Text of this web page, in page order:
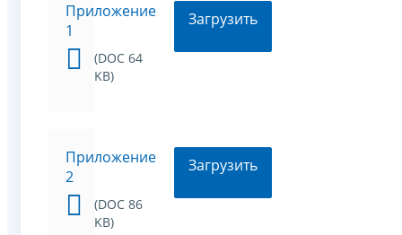
Приложение
1
(DOC 64
KB)
Загрузить
Приложение
2
(DOC 86
KB)
Загрузить